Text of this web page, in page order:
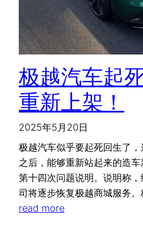
极越汽车起
重新上架！
2025年5月20日
极越汽车似乎要起死回生了
之后，能够重新站起来的造
第十四次问题说明。说明称
司将逐步恢复极越商城服务
read more